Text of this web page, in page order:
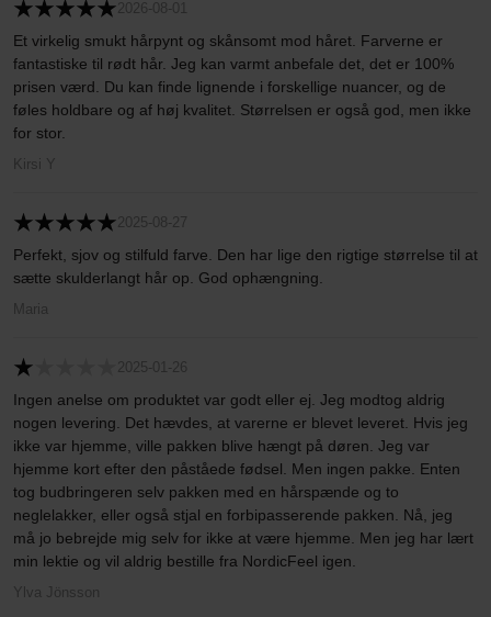
2026-08-01
Et virkelig smukt hårpynt og skånsomt mod håret. Farverne er
fantastiske til rødt hår. Jeg kan varmt anbefale det, det er 100%
prisen værd. Du kan finde lignende i forskellige nuancer, og de
føles holdbare og af høj kvalitet. Størrelsen er også god, men ikke
for stor.
Kirsi Y
2025-08-27
Perfekt, sjov og stilfuld farve. Den har lige den rigtige størrelse til at
sætte skulderlangt hår op. God ophængning.
Maria
2025-01-26
Ingen anelse om produktet var godt eller ej. Jeg modtog aldrig
nogen levering. Det hævdes, at varerne er blevet leveret. Hvis jeg
ikke var hjemme, ville pakken blive hængt på døren. Jeg var
hjemme kort efter den påståede fødsel. Men ingen pakke. Enten
tog budbringeren selv pakken med en hårspænde og to
neglelakker, eller også stjal en forbipasserende pakken. Nå, jeg
må jo bebrejde mig selv for ikke at være hjemme. Men jeg har lært
min lektie og vil aldrig bestille fra NordicFeel igen.
Ylva Jönsson